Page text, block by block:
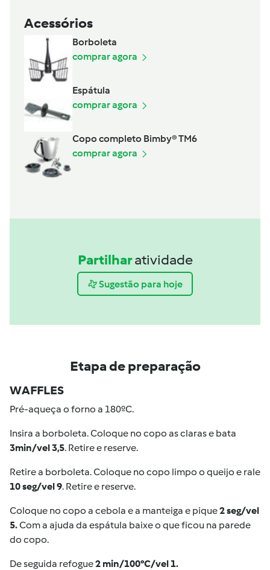
Acessórios
Borboleta
comprar agora
Espátula
comprar agora
Copo completo Bimby® TM6
comprar agora
Partilharatividade
Sugestão para hoje
Etapa de preparação
WAFFLES
Pré-aqueça o forno a 180ºC.
Insira a borboleta. Coloque no copo as claras e bata
3min/vel 3,5. Retire e reserve.
Retire a borboleta. Coloque no copo limpo o queijo e rale
10 seg/vel 9. Retire e reserve.
Coloque no copo a cebola e a manteiga e pique2 seg/vel
5.Com a ajuda da espátula baixe o que ficou na parede
do copo.
De seguida refogue2 min/100°C/vel 1.